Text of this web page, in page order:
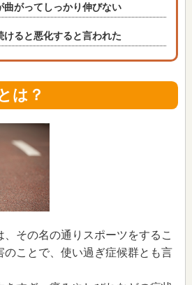
曲がってしっかり伸びない
けると悪化すると言われた
は？
、その名の通りスポーツをするこ
のことで、使い過ぎ症候群とも言